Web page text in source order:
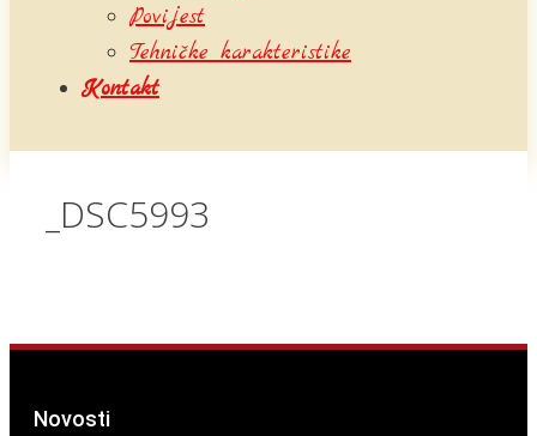
Povijest
Tehničke karakteristike
Kontakt
_DSC5993
Novosti